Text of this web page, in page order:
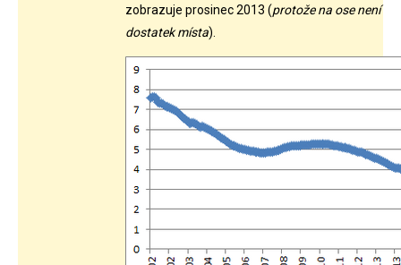
zobrazuje prosinec 2013 (protože na ose není
dostatek místa).